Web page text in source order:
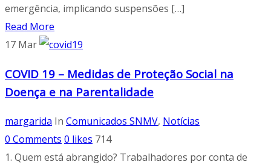
emergência, implicando suspensões […]
Read More
17 Mar
COVID 19 – Medidas de Proteção Social na
Doença e na Parentalidade
margarida In Comunicados SNMV, Notícias
0 Comments 0 likes 714
1. Quem está abrangido? Trabalhadores por conta de